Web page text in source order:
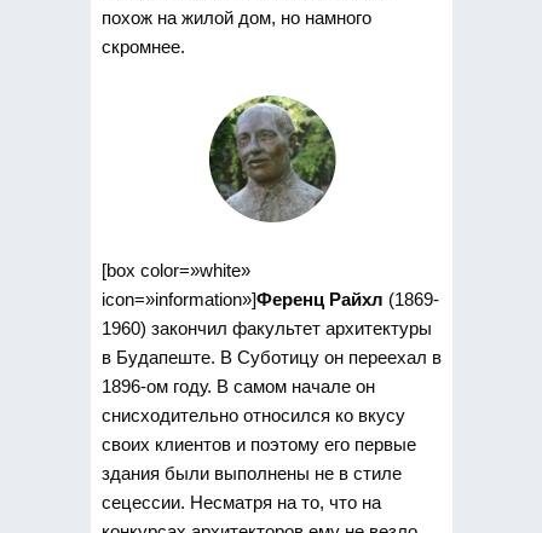
похож на жилой дом, но намного
скромнее.
[box color=»white»
icon=»information»]Ференц Райхл (1869-
1960) закончил факультет архитектуры
в Будапеште. В Суботицу он переехал в
1896-ом году. В самом начале он
снисходительно относился ко вкусу
своих клиентов и поэтому его первые
здания были выполнены не в стиле
сецессии. Несматря на то, что на